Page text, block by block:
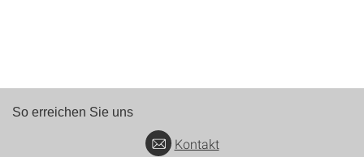
So erreichen Sie uns
Kontakt